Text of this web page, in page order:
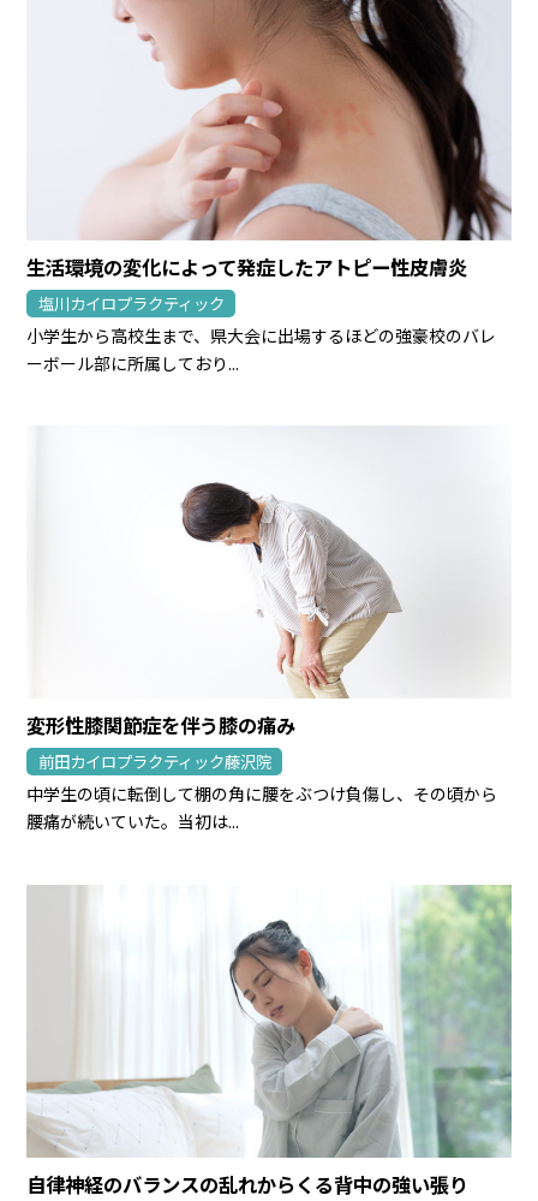
生活環境の変化によって発症したアトピー性皮膚炎
塩川カイロプラクティック
小学生から高校生まで、県大会に出場するほどの強豪校のバレ
ーボール部に所属しており...
変形性膝関節症を伴う膝の痛み
前田カイロプラクティック藤沢院
中学生の頃に転倒して棚の角に腰をぶつけ負傷し、その頃から
腰痛が続いていた。当初は...
自律神経のバランスの乱れからくる背中の強い張り